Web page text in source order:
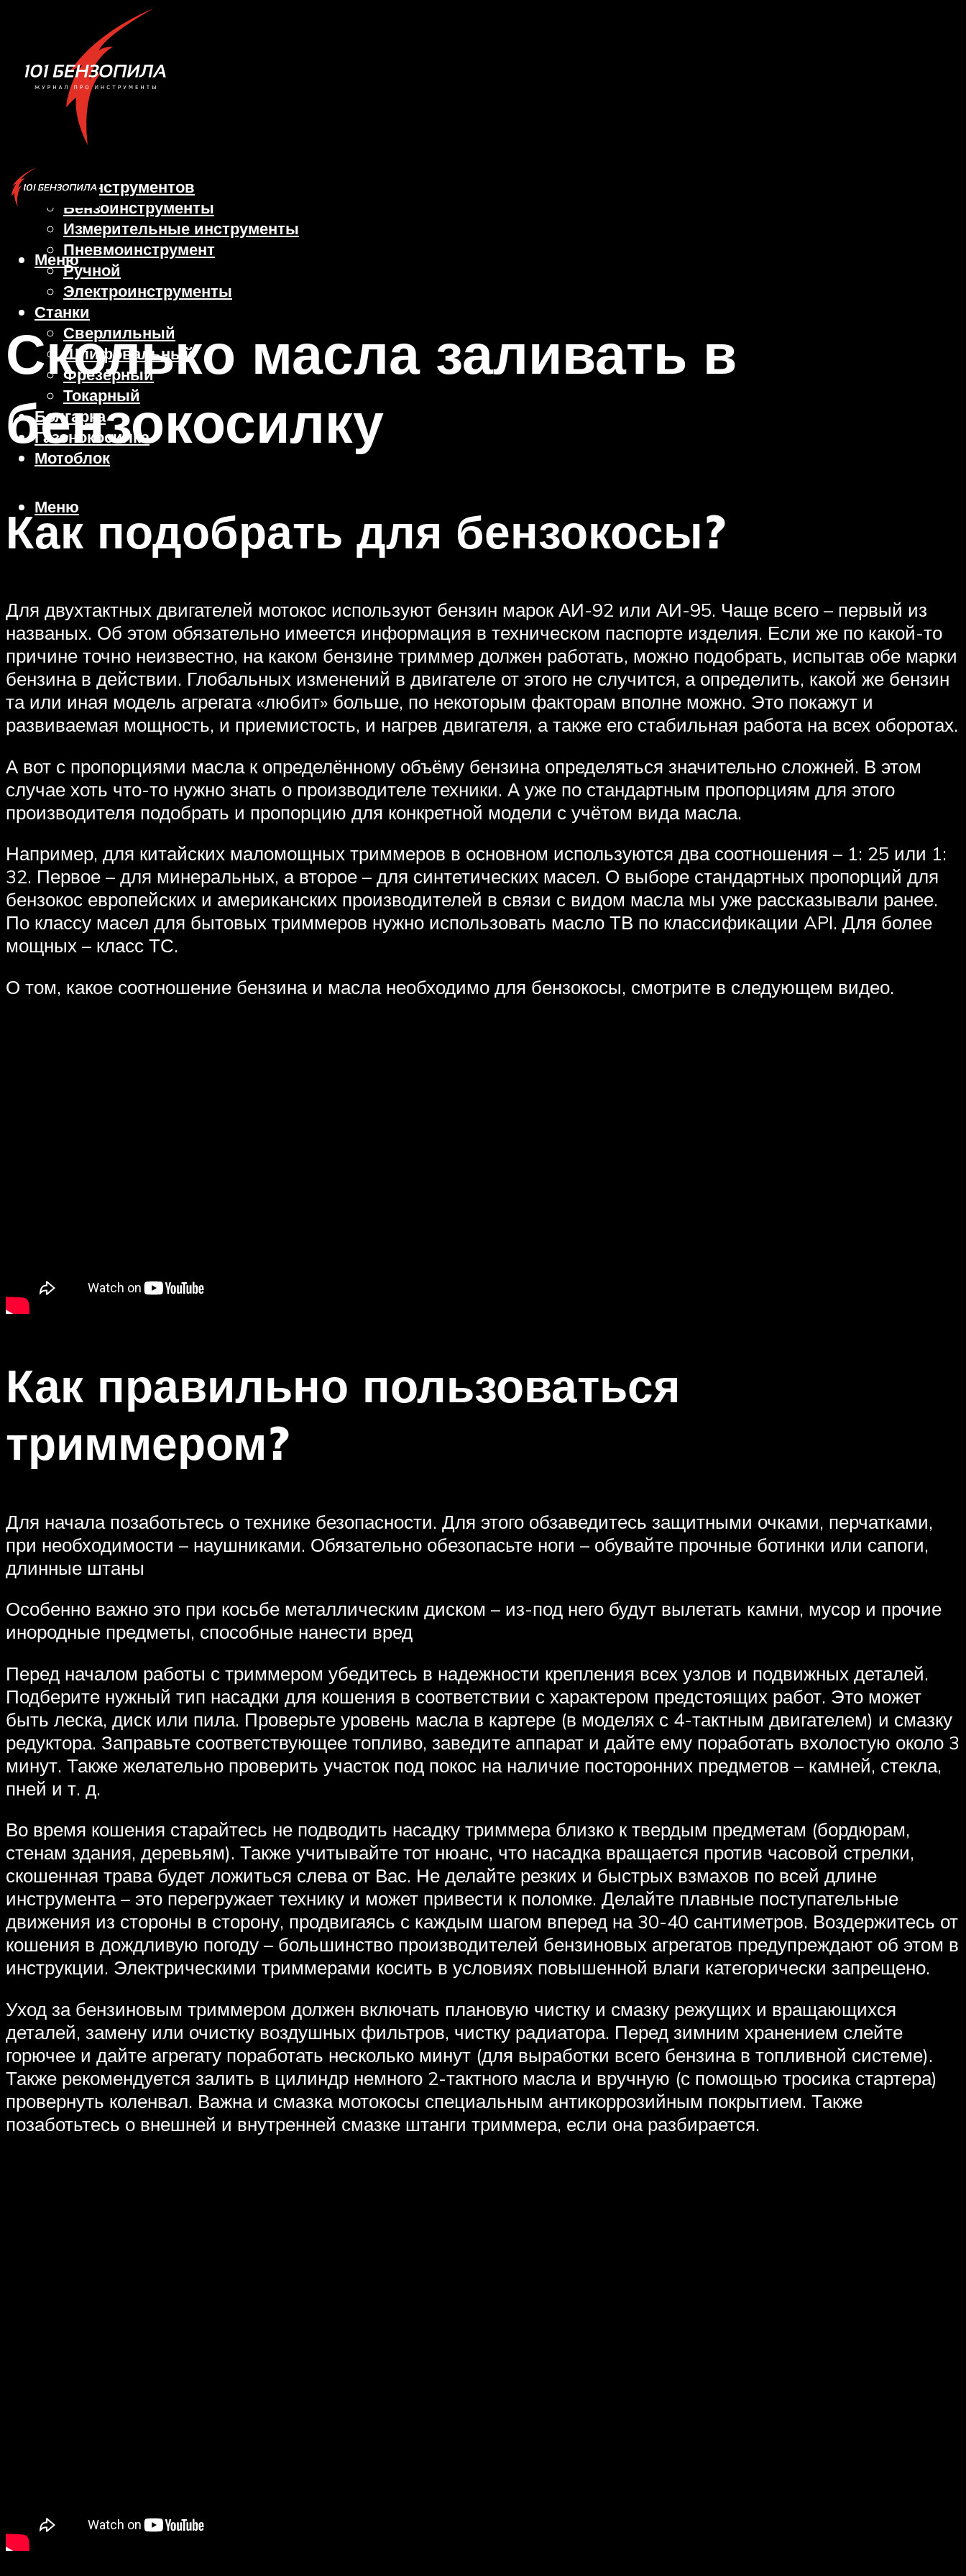
Виды инструментов
Бензоинструменты
Измерительные инструменты
Пневмоинструмент
Ручной
Электроинструменты
Станки
Сверлильный
Шлифовальный
Фрезерный
Токарный
Болгарка
Газонокосилка
Мотоблок
Меню
Меню
Сколько масла заливать в
бензокосилку
Как подобрать для бензокосы?
Для двухтактных двигателей мотокос используют бензин марок АИ-92 или АИ-95. Чаще всего – первый из
названых. Об этом обязательно имеется информация в техническом паспорте изделия. Если же по какой-то
причине точно неизвестно, на каком бензине триммер должен работать, можно подобрать, испытав обе марки
бензина в действии. Глобальных изменений в двигателе от этого не случится, а определить, какой же бензин
та или иная модель агрегата «любит» больше, по некоторым факторам вполне можно. Это покажут и
развиваемая мощность, и приемистость, и нагрев двигателя, а также его стабильная работа на всех оборотах.
А вот с пропорциями масла к определённому объёму бензина определяться значительно сложней. В этом
случае хоть что-то нужно знать о производителе техники. А уже по стандартным пропорциям для этого
производителя подобрать и пропорцию для конкретной модели с учётом вида масла.
Например, для китайских маломощных триммеров в основном используются два соотношения – 1: 25 или 1:
32. Первое – для минеральных, а второе – для синтетических масел. О выборе стандартных пропорций для
бензокос европейских и американских производителей в связи с видом масла мы уже рассказывали ранее.
По классу масел для бытовых триммеров нужно использовать масло ТВ по классификации API. Для более
мощных – класс ТС.
О том, какое соотношение бензина и масла необходимо для бензокосы, смотрите в следующем видео.
Как правильно пользоваться
триммером?
Для начала позаботьтесь о технике безопасности. Для этого обзаведитесь защитными очками, перчатками,
при необходимости – наушниками. Обязательно обезопасьте ноги – обувайте прочные ботинки или сапоги,
длинные штаны
Особенно важно это при косьбе металлическим диском – из-под него будут вылетать камни, мусор и прочие
инородные предметы, способные нанести вред
Перед началом работы с триммером убедитесь в надежности крепления всех узлов и подвижных деталей.
Подберите нужный тип насадки для кошения в соответствии с характером предстоящих работ. Это может
быть леска, диск или пила. Проверьте уровень масла в картере (в моделях с 4-тактным двигателем) и смазку
редуктора. Заправьте соответствующее топливо, заведите аппарат и дайте ему поработать вхолостую около 3
минут. Также желательно проверить участок под покос на наличие посторонних предметов – камней, стекла,
пней и т. д.
Во время кошения старайтесь не подводить насадку триммера близко к твердым предметам (бордюрам,
стенам здания, деревьям). Также учитывайте тот нюанс, что насадка вращается против часовой стрелки,
скошенная трава будет ложиться слева от Вас. Не делайте резких и быстрых взмахов по всей длине
инструмента – это перегружает технику и может привести к поломке. Делайте плавные поступательные
движения из стороны в сторону, продвигаясь с каждым шагом вперед на 30-40 сантиметров. Воздержитесь от
кошения в дождливую погоду – большинство производителей бензиновых агрегатов предупреждают об этом в
инструкции. Электрическими триммерами косить в условиях повышенной влаги категорически запрещено.
Уход за бензиновым триммером должен включать плановую чистку и смазку режущих и вращающихся
деталей, замену или очистку воздушных фильтров, чистку радиатора. Перед зимним хранением слейте
горючее и дайте агрегату поработать несколько минут (для выработки всего бензина в топливной системе).
Также рекомендуется залить в цилиндр немного 2-тактного масла и вручную (с помощью тросика стартера)
провернуть коленвал. Важна и смазка мотокосы специальным антикоррозийным покрытием. Также
позаботьтесь о внешней и внутренней смазке штанги триммера, если она разбирается.